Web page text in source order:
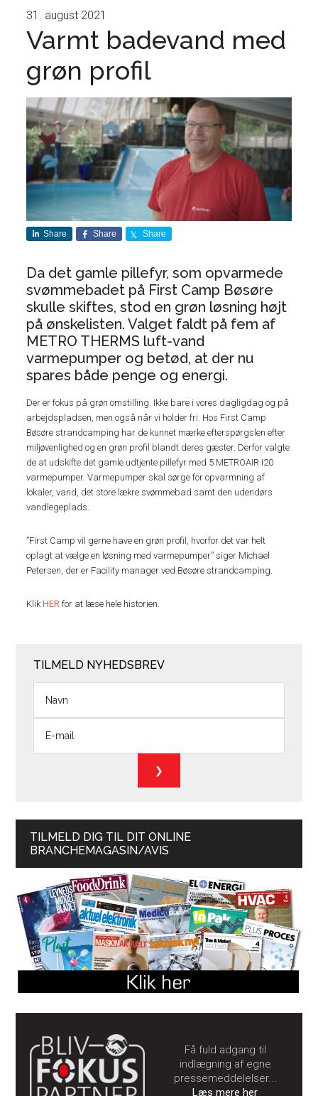
31. august 2021
Varmt badevand med
grøn profil
Share Share Share
Da det gamle pillefyr, som opvarmede
svømmebadet på First Camp Bøsøre
skulle skiftes, stod en grøn løsning højt
på ønskelisten. Valget faldt på fem af
METRO THERMS luft-vand
varmepumper og betød, at der nu
spares både penge og energi.
Der er fokus på grøn omstilling. Ikke bare i vores dagligdag og på
arbejdspladsen, men også når vi holder fri. Hos First Camp
Bøsøre strandcamping har de kunnet mærke efterspørgslen efter
miljøvenlighed og en grøn profil blandt deres gæster. Derfor valgte
de at udskifte det gamle udtjente pillefyr med 5 METROAIR I20
varmepumper. Varmepumper skal sørge for opvarmning af
lokaler, vand, det store lækre svømmebad samt den udendørs
vandlegeplads.
”First Camp vil gerne have en grøn profil, hvorfor det var helt
oplagt at vælge en løsning med varmepumper” siger Michael
Petersen, der er Facility manager ved Bøsøre strandcamping.
KlikHERfor at læse hele historien.
TILMELD NYHEDSBREV
TILMELD DIG TIL DIT ONLINE
BRANCHEMAGASIN/AVIS
Få fuld adgang til
indlægning af egne
pressemeddelelser...
Læs mere her